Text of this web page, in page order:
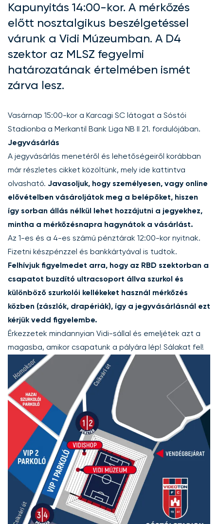
Kapunyitás 14:00-kor. A mérkőzés
előtt nosztalgikus beszélgetéssel
várunk a Vidi Múzeumban. A D4
szektor az MLSZ fegyelmi
határozatának értelmében ismét
zárva lesz.
Vasárnap 15:00-kor a Karcagi SC látogat a Sóstói
Stadionba a Merkantil Bank Liga NB II 21. fordulójában.
Jegyvásárlás
A jegyvásárlás menetéről és lehetőségeiről korábban
már részletes cikket közöltünk, mely ide kattintva
olvasható. Javasoljuk, hogy személyesen, vagy online
elővételben vásároljátok meg a belépőket, hiszen
így sorban állás nélkül lehet hozzájutni a jegyekhez,
mintha a mérkőzésnapra hagynátok a vásárlást.
Az 1-es és a 4-es számú pénztárak 12:00-kor nyitnak.
Fizetni készpénzzel és bankkártyával is tudtok.
Felhívjuk figyelmedet arra, hogy az RBD szektorban a
csapatot buzdító ultracsoport állva szurkol és
különböző szurkolói kellékeket használ mérkőzés
közben (zászlók, drapériák), így a jegyvásárlásnál ezt
kérjük vedd figyelembe.
Érkezzetek mindannyian Vidi-sállal és emeljétek azt a
magasba, amikor csapatunk a pályára lép! Sálakat fel!